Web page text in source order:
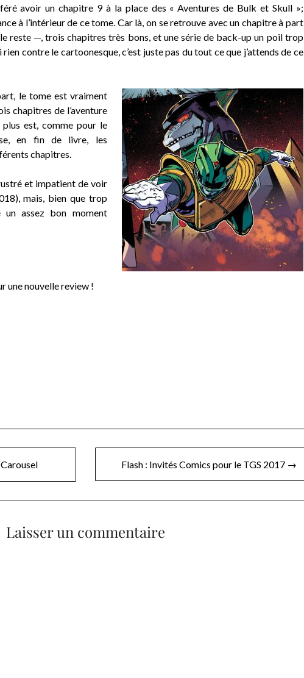
avoir un chapitre 9 à la place des « Aventures de Bulk et Skull »;
à l’intérieur de ce tome. Car là, on se retrouve avec un chapitre à part
reste —, trois chapitres très bons, et une série de back-up un poil trop
contre le cartoonesque, c’est juste pas du tout ce que j’attends de ce
le tome est vraiment
chapitres de l’aventure
est, comme pour le
en fin de livre, les
chapitres.
et impatient de voir
mais, bien que trop
un assez bon moment
une nouvelle review !
Flash : Invités Comics pour le TGS 2017 →
Laisser un commentaire